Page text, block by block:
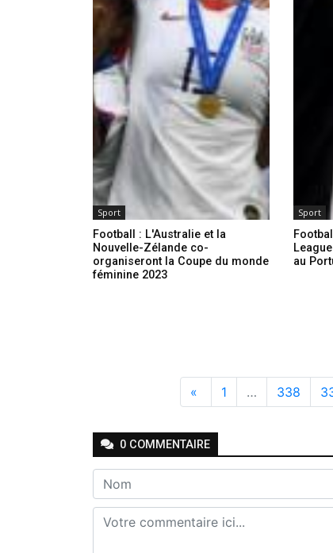
Sport
Football : L'Australie et la
Nouvelle-Zélande co-
organiseront la Coupe du monde
féminine 2023
Sport
au
« 1 … 338
0 COMMENTAIRE